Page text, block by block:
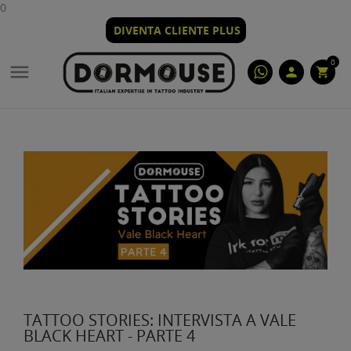
0
DIVENTA CLIENTE PLUS
 person shopping_cart
0
TATTOO STORIES: INTERVISTA A VALE
BLACK HEART - PARTE 4